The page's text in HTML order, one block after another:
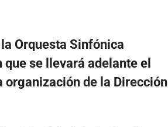
Orquesta Sinfónica
se llevará adelante el
organización de la Dirección